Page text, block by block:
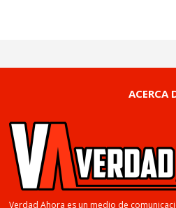
ACERCA
Verdad Ahora es un medio de